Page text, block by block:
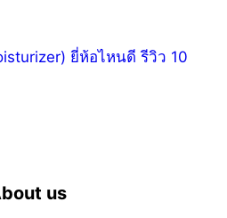
ยี่ห้อไหนดี รีวิว 10
us